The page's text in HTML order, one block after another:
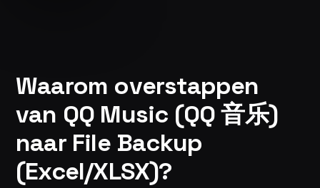
Waarom overstappen
van QQ Music (QQ 音乐)
naar File Backup
(Excel/XLSX)?